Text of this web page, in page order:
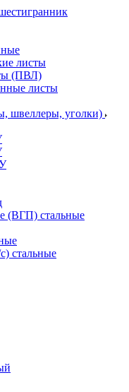
листы
(ПВЛ)
листы
швеллеры, уголки)
(ВГП) стальные
стальные